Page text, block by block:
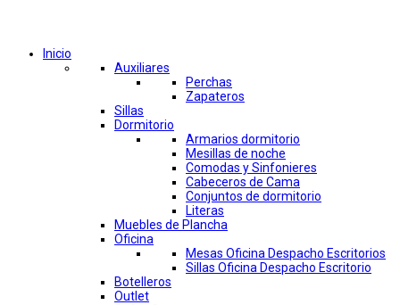
Inicio
Auxiliares
Perchas
Zapateros
Sillas
Dormitorio
Armarios dormitorio
Mesillas de noche
Comodas y Sinfonieres
Cabeceros de Cama
Conjuntos de dormitorio
Literas
Muebles de Plancha
Oficina
Mesas Oficina Despacho Escritorios
Sillas Oficina Despacho Escritorio
Botelleros
Outlet